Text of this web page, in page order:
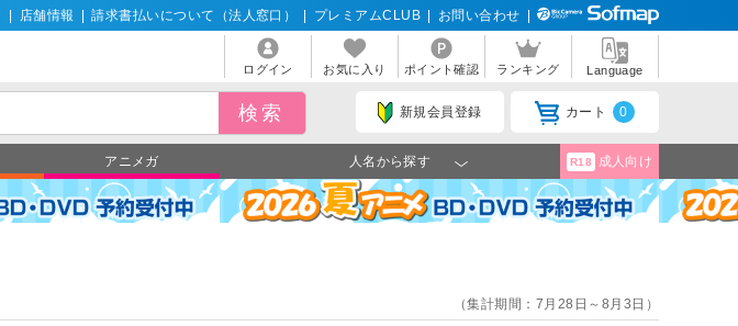
店舗情報 請求書払いについて（法人窓口） プレミアムCLUB お問い合わせ
ログイン お気に入り ポイント確認 ランキング Language
新規会員登録 カート 0
アニメガ 人名から探す R18 成人向け
（集計期間：7月28日～8月3日）